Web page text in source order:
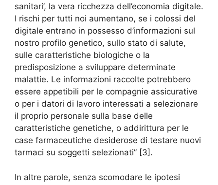
sanitari’, la vera ricchezza dell’economia digitale.
I rischi per tutti noi aumentano, se i colossi del
digitale entrano in possesso d’informazioni sul
nostro profilo genetico, sullo stato di salute,
sulle caratteristiche biologiche o la
predisposizione a sviluppare determinate
malattie. Le informazioni raccolte potrebbero
essere appetibili per le compagnie assicurative
o per i datori di lavoro interessati a selezionare
il proprio personale sulla base delle
caratteristiche genetiche, o addirittura per le
case farmaceutiche desiderose di testare nuovi
tarmaci su soggetti selezionati” [3].
In altre parole, senza scomodare le ipotesi